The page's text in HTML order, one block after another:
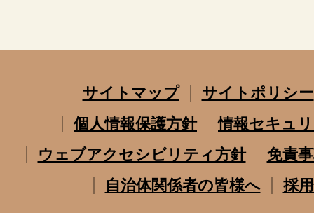
サイトマップ
サイトポリシー
個人情報保護方針
情報セキュ
ウェブアクセシビリティ方針
免責
自治体関係者の皆様へ
採